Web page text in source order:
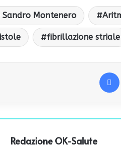
Montenero
fibrillazione striale
Redazione OK-Salute